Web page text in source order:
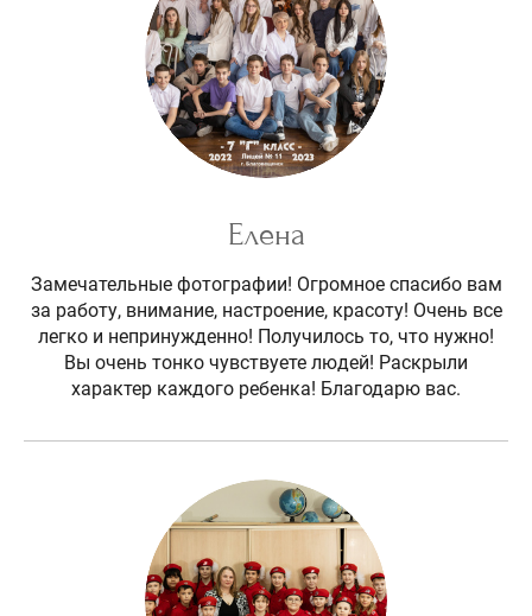
Елена
Замечательные фотографии! Огромное спасибо вам
за работу, внимание, настроение, красоту! Очень все
легко и непринужденно! Получилось то, что нужно!
Вы очень тонко чувствуете людей! Раскрыли
характер каждого ребенка! Благодарю вас.